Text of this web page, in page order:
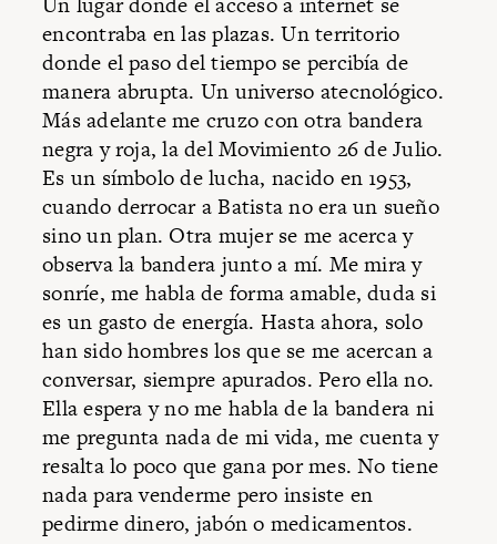
encontraba en las plazas. Un territorio
donde el paso del tiempo se percibía de
manera abrupta. Un universo atecnológico.
Más adelante me cruzo con otra bandera
negra y roja, la del Movimiento 26 de Julio.
Es un símbolo de lucha, nacido en 1953,
cuando derrocar a Batista no era un sueño
sino un plan. Otra mujer se me acerca y
observa la bandera junto a mí. Me mira y
sonríe, me habla de forma amable, duda si
es un gasto de energía. Hasta ahora, solo
han sido hombres los que se me acercan a
conversar, siempre apurados. Pero ella no.
Ella espera y no me habla de la bandera ni
me pregunta nada de mi vida, me cuenta y
resalta lo poco que gana por mes. No tiene
nada para venderme pero insiste en
pedirme dinero, jabón o medicamentos.